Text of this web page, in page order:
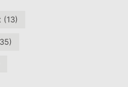
(13)